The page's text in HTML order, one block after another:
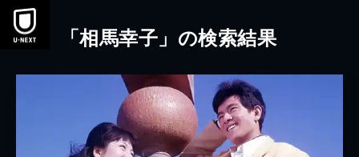
本文へスキップ
「相馬幸子」の検索結果